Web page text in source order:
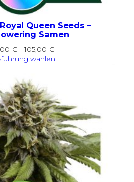
Queen Seeds –
Samen
€ –105,00 €Preisspanne:
38,00 €
wählen